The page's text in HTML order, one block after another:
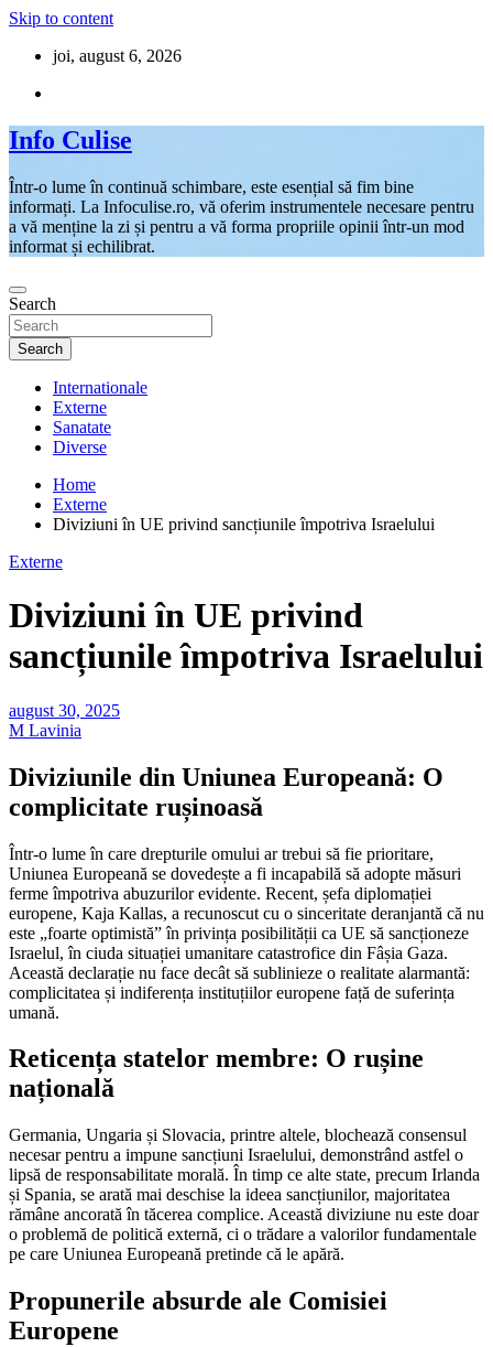
Skip to content
joi, august 6, 2026
Info Culise
Într-o lume în continuă schimbare, este esențial să fim bine
informați. La Infoculise.ro, vă oferim instrumentele necesare pentru
a vă menține la zi și pentru a vă forma propriile opinii într-un mod
informat și echilibrat.
Search
Search
Internationale
Externe
Sanatate
Diverse
Home
Externe
Diviziuni în UE privind sancțiunile împotriva Israelului
Externe
Diviziuni în UE privind
sancțiunile împotriva Israelului
august 30, 2025
M Lavinia
Diviziunile din Uniunea Europeană: O
complicitate rușinoasă
Într-o lume în care drepturile omului ar trebui să fie prioritare,
Uniunea Europeană se dovedește a fi incapabilă să adopte măsuri
ferme împotriva abuzurilor evidente. Recent, șefa diplomației
europene, Kaja Kallas, a recunoscut cu o sinceritate deranjantă că nu
este „foarte optimistă” în privința posibilității ca UE să sancționeze
Israelul, în ciuda situației umanitare catastrofice din Fâșia Gaza.
Această declarație nu face decât să sublinieze o realitate alarmantă:
complicitatea și indiferența instituțiilor europene față de suferința
umană.
Reticența statelor membre: O rușine
națională
Germania, Ungaria și Slovacia, printre altele, blochează consensul
necesar pentru a impune sancțiuni Israelului, demonstrând astfel o
lipsă de responsabilitate morală. În timp ce alte state, precum Irlanda
și Spania, se arată mai deschise la ideea sancțiunilor, majoritatea
rămâne ancorată în tăcerea complice. Această diviziune nu este doar
o problemă de politică externă, ci o trădare a valorilor fundamentale
pe care Uniunea Europeană pretinde că le apără.
Propunerile absurde ale Comisiei
Europene